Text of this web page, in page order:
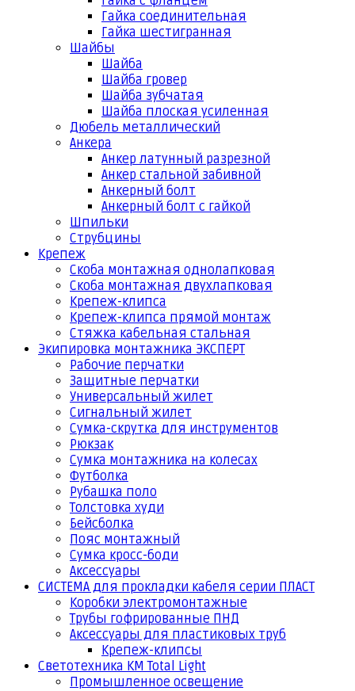
Гайка соединительная
Гайка шестигранная
Шайбы
Шайба
Шайба гровер
Шайба зубчатая
Шайба плоская усиленная
Дюбель металлический
Анкера
Анкер латунный разрезной
Анкер стальной забивной
Анкерный болт
Анкерный болт с гайкой
Шпильки
Струбцины
Крепеж
Скоба монтажная однолапковая
Скоба монтажная двухлапковая
Крепеж-клипса
Крепеж-клипса прямой монтаж
Стяжка кабельная стальная
Экипировка монтажника ЭКСПЕРТ
Рабочие перчатки
Защитные перчатки
Универсальный жилет
Сигнальный жилет
Сумка-скрутка для инструментов
Рюкзак
Сумка монтажника на колесах
Футболка
Рубашка поло
Толстовка худи
Бейсболка
Пояс монтажный
Сумка кросс-боди
Аксессуары
СИСТЕМА для прокладки кабеля серии ПЛАСТ
Коробки электромонтажные
Трубы гофрированные ПНД
Аксессуары для пластиковых труб
Крепеж-клипсы
Светотехника КМ Total Light
Промышленное освещение